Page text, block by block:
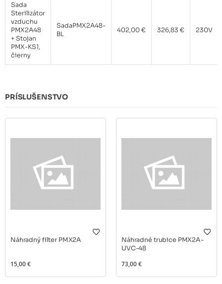
Sada
Sterilizátor
vzduchu
PMX2A48
+ Stojan
PMX-KS1,
čierny
SadaPMX2A48-
BL
402,00 € 326,83 € 230V
PRÍSLUŠENSTVO
Náhradný filter PMX2A
15,00 €
Náhradné trubice PMX2A-
UVC-48
73,00 €